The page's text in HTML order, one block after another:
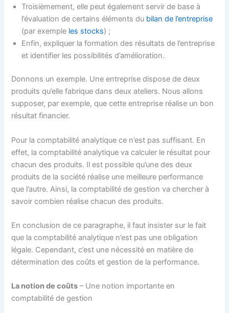
Troisièmement, elle peut également servir de base à
l’évaluation de certains éléments du bilan de l’entreprise
(par exemple les stocks) ;
Enfin, expliquer la formation des résultats de l’entreprise
et identifier les possibilités d’amélioration.
Donnons un exemple. Une entreprise dispose de deux
produits qu’elle fabrique dans deux ateliers. Nous allons
supposer, par exemple, que cette entreprise réalise un bon
résultat financier.
Pour la comptabilité analytique ce n’est pas suffisant. En
effet, la comptabilité analytique va calculer le résultat pour
chacun des produits. Il est possible qu’une des deux
produits de la société réalise une meilleure performance
que l’autre. Ainsi, la comptabilité de gestion va chercher à
savoir combien réalise chacun des produits.
En conclusion de ce paragraphe, il faut insister sur le fait
que la comptabilité analytique n’est pas une obligation
légale. Cependant, c’est une nécessité en matière de
détermination des coûts et gestion de la performance.
La notion de coûts – Une notion importante en
comptabilité de gestion